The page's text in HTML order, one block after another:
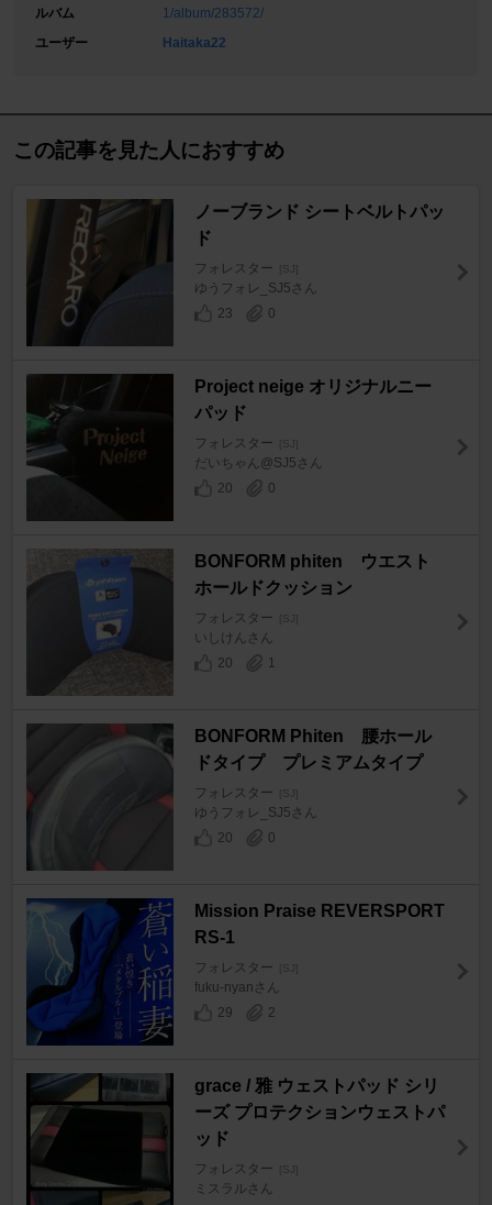
ルバム
1/album/283572/
ユーザー
Haitaka22
この記事を見た人におすすめ
ノーブランド シートベルトパッ
ド
フォレスター [SJ]
ゆうフォレ_SJ5さん
23
0
Project neige オリジナルニー
パッド
フォレスター [SJ]
だいちゃん@SJ5さん
20
0
BONFORM phiten ウエスト
ホールドクッション
フォレスター [SJ]
いしけんさん
20
1
BONFORM Phiten 腰ホール
ドタイプ プレミアムタイプ
フォレスター [SJ]
ゆうフォレ_SJ5さん
20
0
Mission Praise REVERSPORT
RS-1
フォレスター [SJ]
fuku-nyanさん
29
2
grace / 雅 ウェストパッド シリ
ーズ プロテクションウェストパ
ッド
フォレスター [SJ]
ミスラルさん